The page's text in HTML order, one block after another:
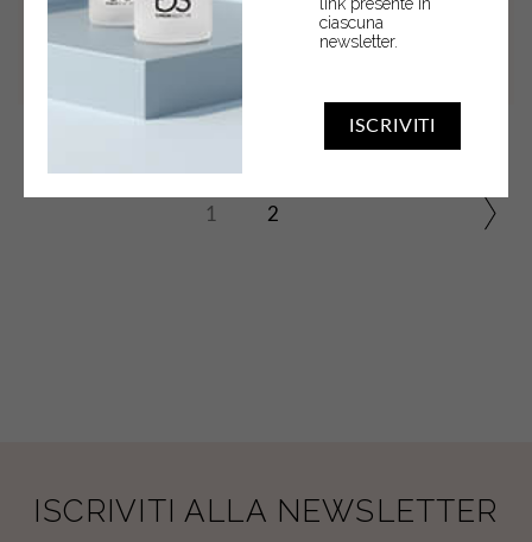
ISCRIVITI
ciascuna
newsletter.
1 2
ISCRIVITI ALLA NEWSLETTER